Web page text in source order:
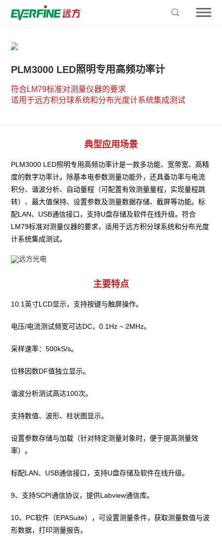
PLM3000 LED照明专用高频功率计
符合LM79标准对测量仪器的要求
适用于远方积分球系统和分布光度计系统集成测试
典型应用场景
PLM3000 LED照明专用高频功率计是一款多功能、宽带宽、高精
度的数字功率计。除基本电参数测量功能外，还具备功率与电流
积分、谐波分析、自动量程（可配置有效测量量程，实现量程跳
转）、最大值保持、设置参数及测量数据存储、截屏等功能。标
配LAN、USB通信接口，支持U盘存储及软件在线升级。符合
LM79标准对测量仪器的要求，适用于远方积分球系统和分布光度
计系统集成测试。
主要特点
10.1英寸LCD显示，支持按键与触屏操作。
电压/电流测试频宽可达DC，0.1Hz ~ 2MHz。
采样速率：500kS/s。
位移因数DF值独立显示。
谐波分析测试高达100次。
支持数值、波形、柱状图显示。
设置参数存储与加载（针对特定测量对象时，便于提高测量效
率）。
标配LAN、USB通信接口，支持U盘存储及软件在线升级。
9、支持SCPI通信协议，提供Labview通信库。
10、PC软件（EPASuite），可设置测量条件，获取测量数值与波
形数据，打印测量报告。